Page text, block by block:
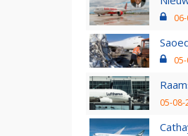
05-08-